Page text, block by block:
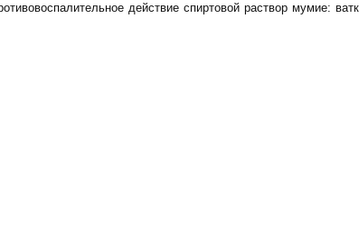
действие спиртовой раствор мумие: